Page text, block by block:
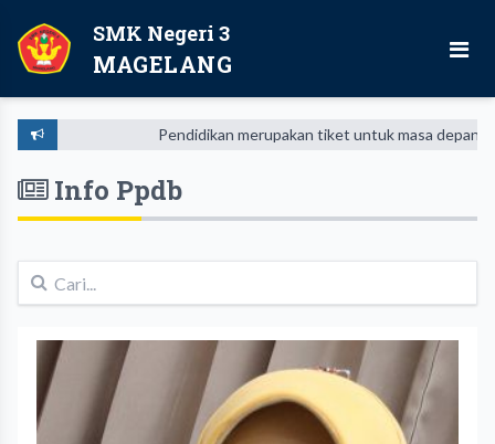
SMK Negeri 3
MAGELANG
Pendidikan merupakan tiket untuk masa depan.
Info Ppdb